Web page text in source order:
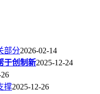
部分2026-02-14
于创制新2025-12-24
撑2025-12-26